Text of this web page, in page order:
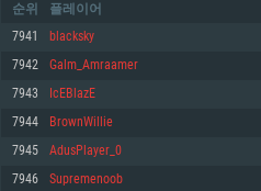
시스템
순위 플레이어
7941 blacksky
7942 Galm_Amraamer
7943 IcEBlazE
7944 BrownWillie
7945 AdusPlayer_0
7946 Supremenoob